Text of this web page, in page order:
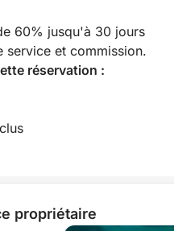
60% jusqu'à 30 jours
et commission.
réservation :
propriétaire